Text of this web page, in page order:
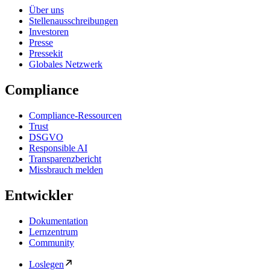
Über uns
Stellenausschreibungen
Investoren
Presse
Pressekit
Globales Netzwerk
Compliance
Compliance-Ressourcen
Trust
DSGVO
Responsible AI
Transparenzbericht
Missbrauch melden
Entwickler
Dokumentation
Lernzentrum
Community
Loslegen